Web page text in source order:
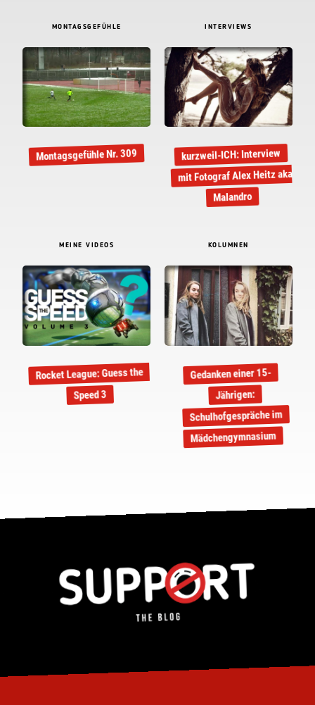
MONTAGSGEFÜHLE
Montagsgefühle Nr. 309
INTERVIEWS
kurzweil-ICH: Interview
mit Fotograf Alex Heitz aka
Malandro
MEINE VIDEOS
Rocket League: Guess the
Speed 3
KOLUMNEN
Gedanken einer 15-
Jährigen:
Schulhofgespräche im
Mädchengymnasium